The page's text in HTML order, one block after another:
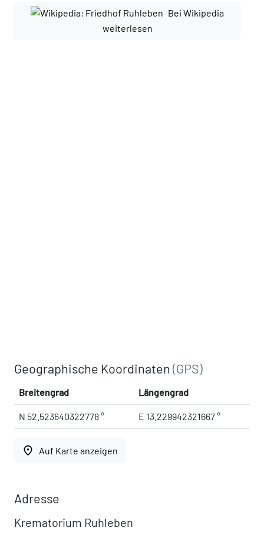
Bei Wikipedia
weiterlesen
Geographische Koordinaten(GPS)
Breitengrad Längengrad
N 52.523640322778 ° E 13.229942321667 °
place Auf Karte anzeigen
Adresse
Krematorium Ruhleben